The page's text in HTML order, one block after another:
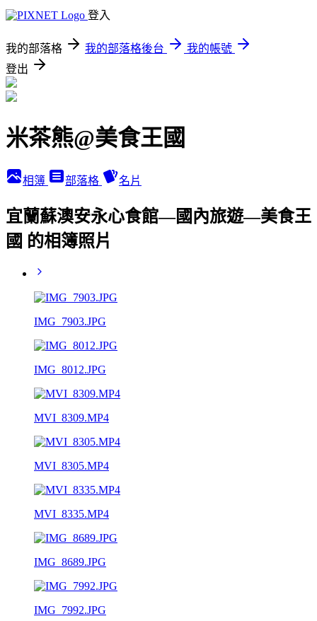
登入
我的部落格 我的部落格後台
我的帳號
登出
米茶熊@美食王國
相簿 部落格 名片
宜蘭蘇澳安永心食館—國內旅遊—美食王
國 的相簿照片
IMG_7903.JPG
IMG_8012.JPG
MVI_8309.MP4
MVI_8305.MP4
MVI_8335.MP4
IMG_8689.JPG
IMG_7992.JPG